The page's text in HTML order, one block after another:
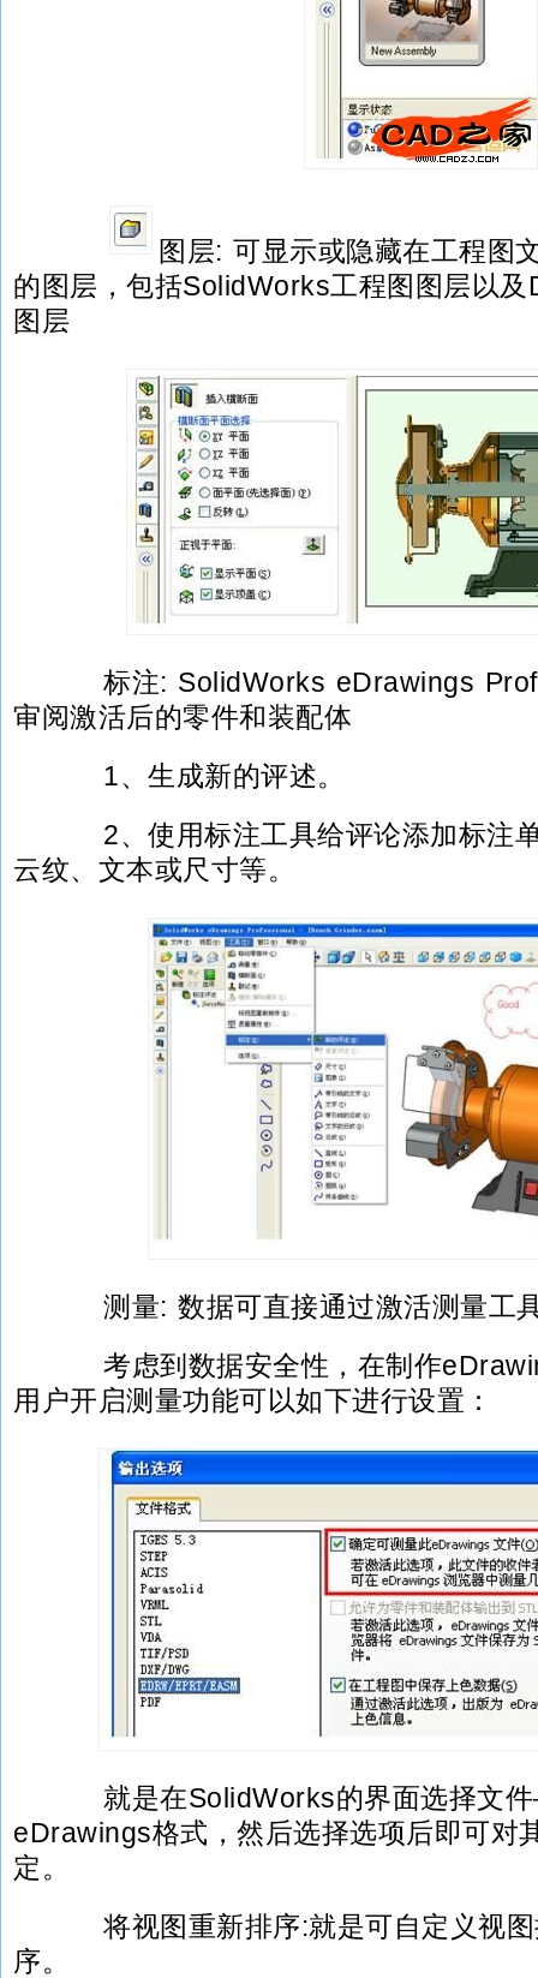
图层: 可显示或隐藏在工程图
的图层，包括SolidWorks工程图图层以
图层
标注: SolidWorks eDrawings
审阅激活后的零件和装配体
1、生成新的评述。
2、使用标注工具给评论添加标注
云纹、文本或尺寸等。
测量: 数据可直接通过激活测量工
考虑到数据安全性，在制作
用户开启测量功能可以如下进行设置：
就是在SolidWorks的界面选择文
eDrawings格式，然后选择选项后即可对
定。
将视图重新排序:就是可自定义视图
序。